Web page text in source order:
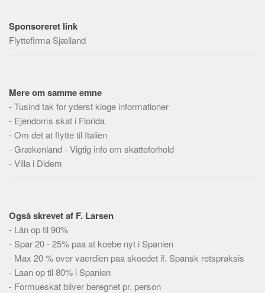
Sponsoreret link
Flyttefirma Sjælland
Mere om samme emne
-Tusind tak for yderst kloge informationer
- Ejendoms skat i Florida
-Om det at flytte til Italien
-Grækenland - Vigtig info om skatteforhold
-Villa i Didem
Også skrevet af F. Larsen
- Lån op til 90%
- Spar 20 - 25% paa at koebe nyt i Spanien
- Max 20 % over vaerdien paa skoedet if. Spansk retspraksis
- Laan op til 80% i Spanien
- Formueskat bliver beregnet pr. person